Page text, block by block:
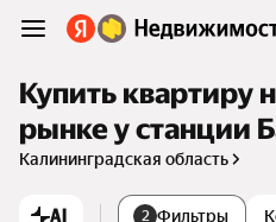
Купить квартиру
рынке у станции
Калининградская область
AI 2 Фильтры